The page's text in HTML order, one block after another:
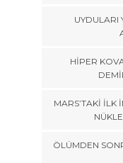
UYDULARI
HİPER
MARS’TAKİ İLK
ÖLÜMDEN